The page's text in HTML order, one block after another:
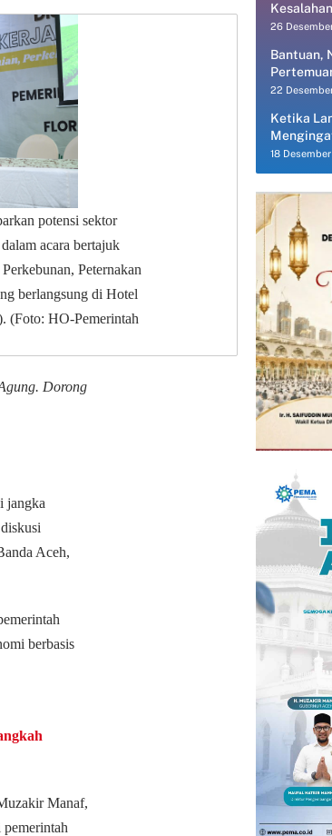
potensi sektor
acara bertajuk
Peternakan
berlangsung di Hotel
(Foto: HO-Pemerintah
Dorong
jangka
Aceh,
berbasis
Manaf,
26
Bantuan,
22
Ketika
18